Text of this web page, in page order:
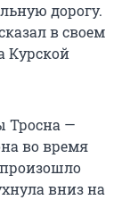
дорогу.
в своем
Курской
Тросна —
во время
вниз на